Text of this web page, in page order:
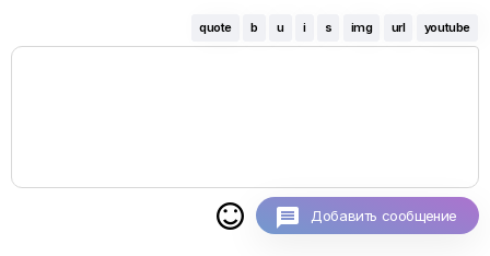
quote b u i s img url youtube
 Добавить сообщение